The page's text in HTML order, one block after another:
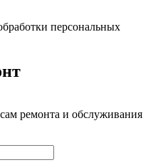
персональных
ремонта и обслуживания